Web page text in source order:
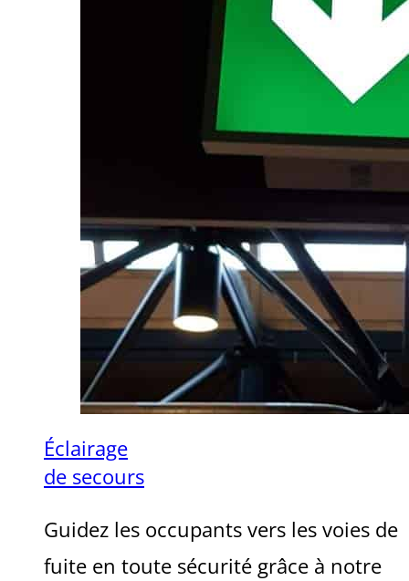
Éclairage
de secours
Guidez les occupants vers les voies de
fuite en toute sécurité grâce à notre